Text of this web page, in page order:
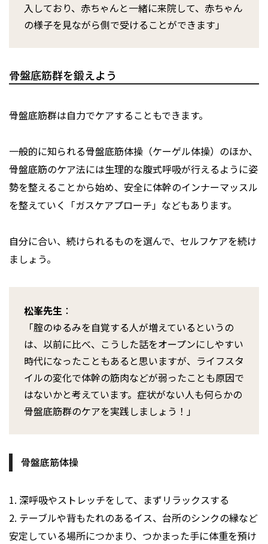
入しており、赤ちゃんと一緒に来院して、赤ちゃん
の様子を見ながら側で受けることができます」
骨盤底筋群を鍛えよう
骨盤底筋群は自力でケアすることもできます。
一般的に知られる骨盤底筋体操（ケーゲル体操）のほか、
骨盤底筋のケア法には生理的な腹式呼吸が行えるように姿
勢を整えることから始め、安全に体幹のインナーマッスル
を整えていく「ガスケアプローチ」などもあります。
自分に合い、続けられるものを選んで、セルフケアを続け
ましょう。
松峯先生 ：
「腟のゆるみを自覚する人が増えているというの
は、以前に比べ、こうした話をオープンにしやすい
時代になったこともあると思いますが、ライフスタ
イルの変化で体幹の筋肉などが弱ったことも原因で
はないかと考えています。症状がない人も何らかの
骨盤底筋群のケアを実践しましょう！」
骨盤底筋体操
1. 深呼吸やストレッチをして、まずリラックスする
2. テーブルや背もたれのあるイス、台所のシンクの縁など
安定している場所につかまり、つかまった手に体重を預け